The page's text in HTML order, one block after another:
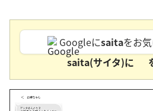
Googleにsaitaをお
saita(サイタ)に